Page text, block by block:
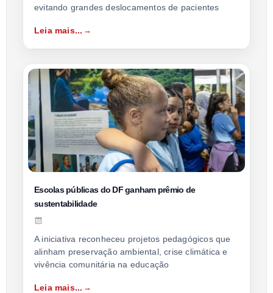
evitando grandes deslocamentos de pacientes
Leia mais...
Escolas públicas do DF ganham prêmio de
sustentabilidade
A iniciativa reconheceu projetos pedagógicos que
alinham preservação ambiental, crise climática e
vivência comunitária na educação
Leia mais...